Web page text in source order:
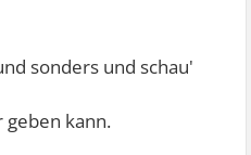
sonders und schau'
geben kann.